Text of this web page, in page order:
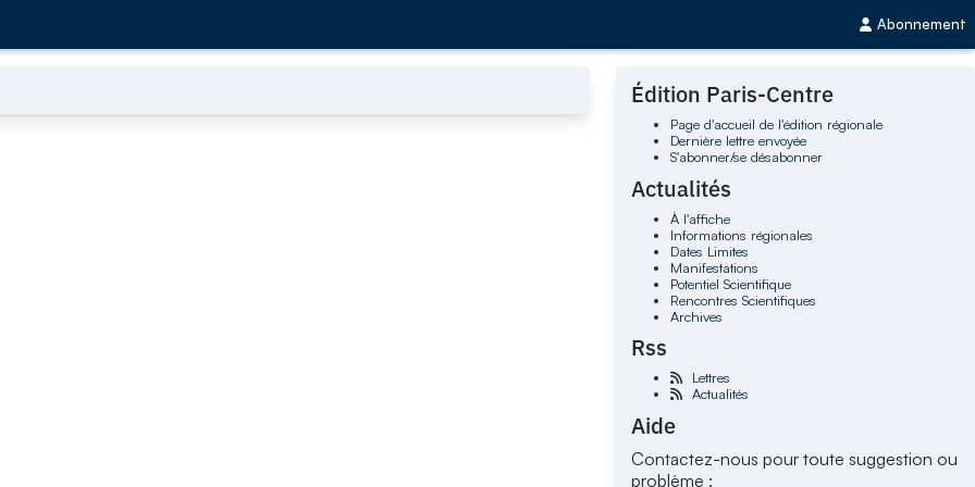
Abonnement
Édition Paris-Centre
Page d'accueil de l'édition régionale
Dernière lettre envoyée
S'abonner/se désabonner
Actualités
À l'affiche
Informations régionales
Dates Limites
Manifestations
Potentiel Scientifique
Rencontres Scientifiques
Archives
Rss
Lettres
Actualités
Aide
Contactez-nous pour toute suggestion ou
problème :